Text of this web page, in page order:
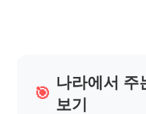
🎯
나라에서 주
보기